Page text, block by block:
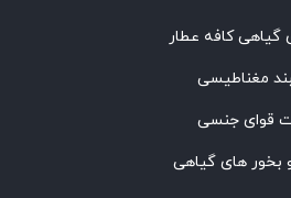
گیاهی کافه عطار
مغناطیسی
قوای جنسی
بخور های گیاهی